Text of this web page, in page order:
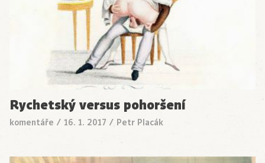
Rychetský versus pohoršení
komentáře / 16. 1. 2017 / Petr Placák